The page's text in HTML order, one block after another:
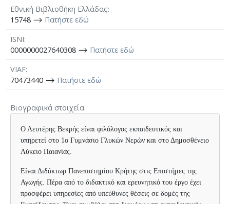
Εθνική Βιβλιοθήκη Ελλάδας
15748 ⟶ Πατήστε εδώ
ISNI
0000000027640308 ⟶ Πατήστε εδώ
VIAF
70473440 ⟶ Πατήστε εδώ
Βιογραφικά στοιχεία
Ο Λευτέρης Βεκρής είναι φιλόλογος εκπαιδευτικός και
υπηρετεί στο 1ο Γυμνάσιο Γλυκών Νερών και στο Δημοσθένειο
Λύκειο Παιανίας.
Είναι Διδάκτωρ Πανεπιστημίου Κρήτης στις Επιστήμες της
Αγωγής. Πέρα από το διδακτικό και ερευνητικό του έργο έχει
προσφέρει υπηρεσίες από υπεύθυνες θέσεις σε δομές της